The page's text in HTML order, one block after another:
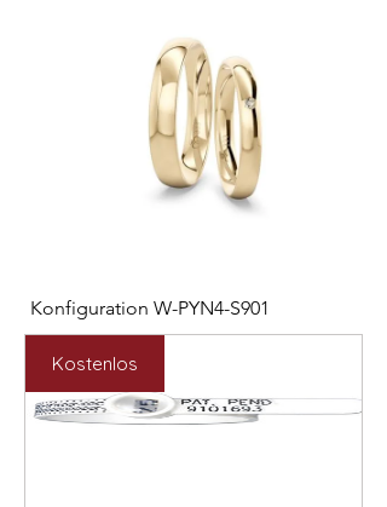
Konfiguration W-PYN4-S901
Preis
892,00 €
Preis
Kostenlos